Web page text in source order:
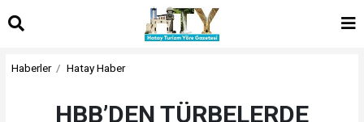
Haberler Hatay Haber
HBB’DEN TÜRBELERDE